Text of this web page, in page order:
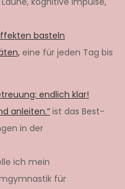
basteln
eine für jeden Tag bis
endlich klar!
anleiten.“ ist das Best-
in der
ich mein
für